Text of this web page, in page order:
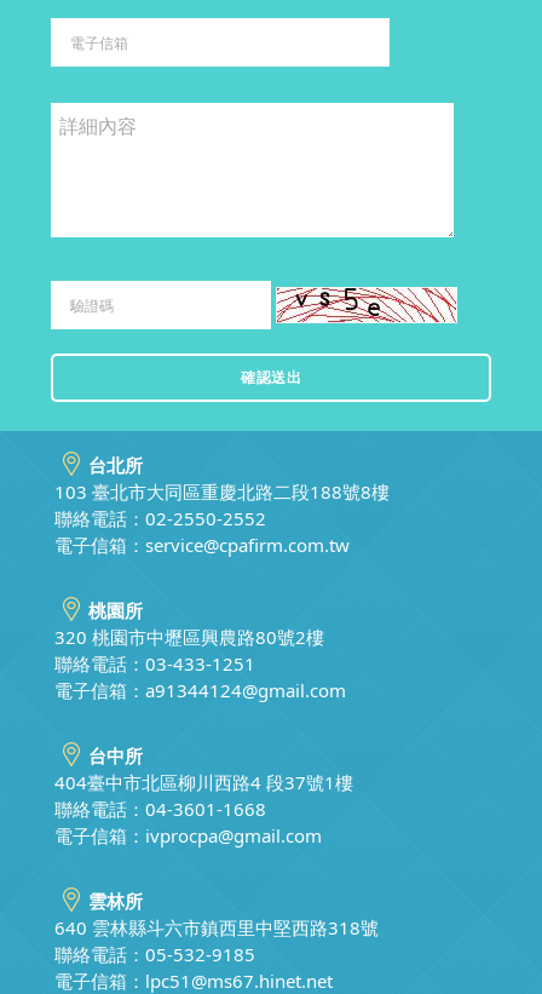
台北所
103 臺北市大同區重慶北路二段188號8樓
聯絡電話：02-2550-2552
電子信箱： service@cpafirm.com.tw
桃園所
320 桃園市中壢區興農路80號2樓
聯絡電話：03-433-1251
電子信箱： a91344124@gmail.com
台中所
404臺中市北區柳川西路4 段37號1樓
聯絡電話：04-3601-1668
電子信箱： ivprocpa@gmail.com
雲林所
640 雲林縣斗六市鎮西里中堅西路318號
聯絡電話：05-532-9185
電子信箱： lpc51@ms67.hinet.net